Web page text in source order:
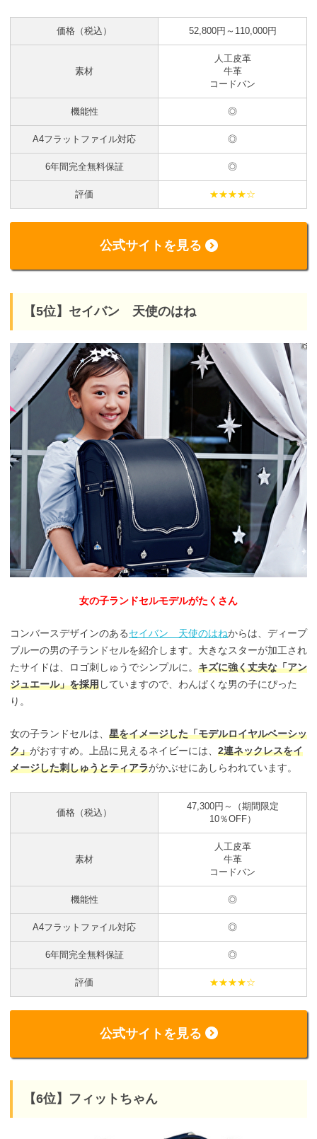
価格（税込） 52,800円～110,000円
素材
人工皮革
牛革
コードバン
機能性 ◎
A4フラットファイル対応 ◎
6年間完全無料保証 ◎
評価 ★★★★☆
公式サイトを見る
【5位】セイバン 天使のはね
女の子ランドセルモデルがたくさん
コンバースデザインのあるセイバン 天使のはねからは、ディープ
ブルーの男の子ランドセルを紹介します。大きなスターが加工され
たサイドは、ロゴ刺しゅうでシンプルに。 キズに強く丈夫な「アン
ジュエール」を採用していますので、わんぱくな男の子にぴった
り。
女の子ランドセルは、 星をイメージした「モデルロイヤルベーシッ
ク」がおすすめ。上品に見えるネイビーには、 2連ネックレスをイ
メージした刺しゅうとティアラがかぶせにあしらわれています。
価格（税込）
47,300円～（期間限定
10％OFF）
素材
人工皮革
牛革
コードバン
機能性 ◎
A4フラットファイル対応 ◎
6年間完全無料保証 ◎
評価 ★★★★☆
公式サイトを見る
【6位】フィットちゃん